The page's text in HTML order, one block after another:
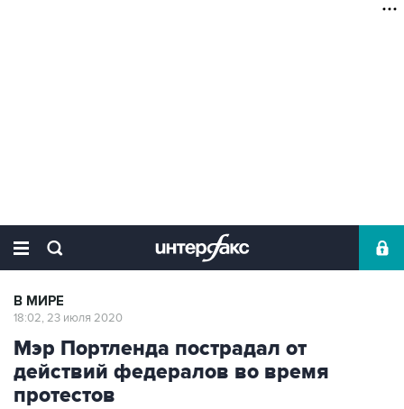
В МИРЕ
18:02, 23 июля 2020
Мэр Портленда пострадал от
действий федералов во время
протестов